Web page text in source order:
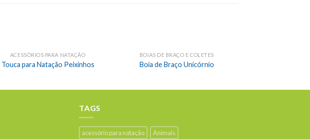
ACESSÓRIOS PARA NATAÇÃO
Touca para Natação Peixinhos
BOIAS DE BRAÇO E COLETES
Boia de Braço Unicórnio
TAGS
acessório para natação
Animais